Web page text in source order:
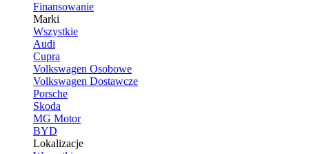
Finansowanie
Marki
Wszystkie
Audi
Cupra
Volkswagen Osobowe
Volkswagen Dostawcze
Porsche
Skoda
MG Motor
BYD
Lokalizacje